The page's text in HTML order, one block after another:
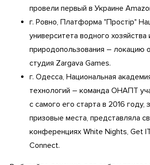
провели первый в Украине
г. Ровно, Платформа "Простір"
университета водного хозяйства
природопользования – локацию
студия Zargava Games.
г. Одесса, Национальная
технологий – команда ОНАПТ
с самого его старта в 2016 году,
призовые места, представляла
конференциях White Nights, Get
Connect.